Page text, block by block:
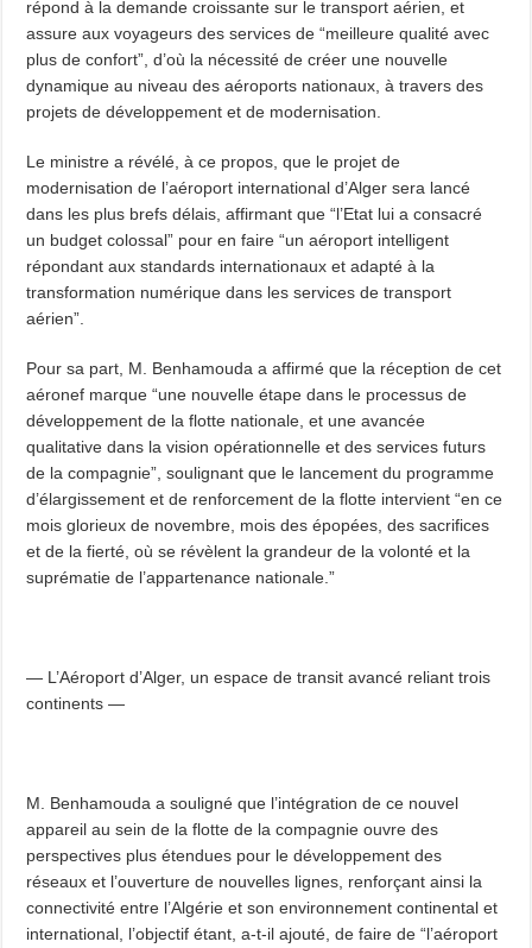
répond à la demande croissante sur le transport aérien, et
assure aux voyageurs des services de “meilleure qualité avec
plus de confort”, d’où la nécessité de créer une nouvelle
dynamique au niveau des aéroports nationaux, à travers des
projets de développement et de modernisation.
Le ministre a révélé, à ce propos, que le projet de
modernisation de l’aéroport international d’Alger sera lancé
dans les plus brefs délais, affirmant que “l’Etat lui a consacré
un budget colossal” pour en faire “un aéroport intelligent
répondant aux standards internationaux et adapté à la
transformation numérique dans les services de transport
aérien”.
Pour sa part, M. Benhamouda a affirmé que la réception de cet
aéronef marque “une nouvelle étape dans le processus de
développement de la flotte nationale, et une avancée
qualitative dans la vision opérationnelle et des services futurs
de la compagnie”, soulignant que le lancement du programme
d’élargissement et de renforcement de la flotte intervient “en ce
mois glorieux de novembre, mois des épopées, des sacrifices
et de la fierté, où se révèlent la grandeur de la volonté et la
suprématie de l’appartenance nationale.”
— L’Aéroport d’Alger, un espace de transit avancé reliant trois
continents —
M. Benhamouda a souligné que l’intégration de ce nouvel
appareil au sein de la flotte de la compagnie ouvre des
perspectives plus étendues pour le développement des
réseaux et l’ouverture de nouvelles lignes, renforçant ainsi la
connectivité entre l’Algérie et son environnement continental et
international, l’objectif étant, a-t-il ajouté, de faire de “l’aéroport